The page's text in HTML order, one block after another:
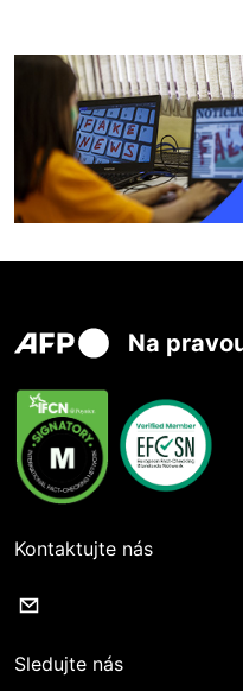
Na
Kontaktujte nás
Sledujte nás